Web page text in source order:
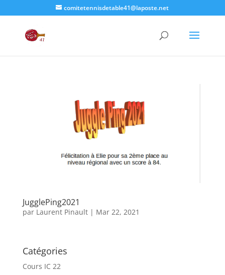
comitetennisdetable41@laposte.net
JugglePing2021
par Laurent Pinault| Mar 22, 2021
Catégories
Cours IC 22